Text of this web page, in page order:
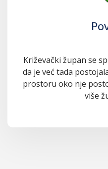
Križevački župan se
da je već tada
prostoru oko nje
više